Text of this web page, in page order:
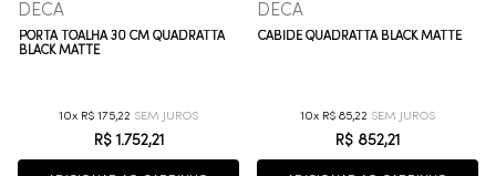
DECA
PORTA TOALHA 30 CM QUADRATTA
BLACK MATTE
10 R$ 175,22
R$ 1 .752,21
DECA
CABIDE QUADRATTA BLACK MATTE
10 R$ 85,22
R$ 852,21